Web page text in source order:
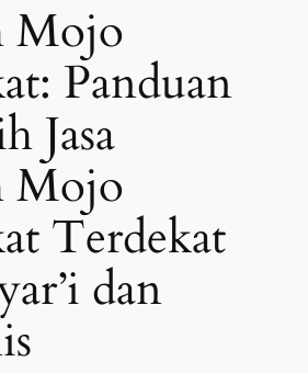
Mojo
Panduan
Jasa
Mojo
Terdekat
dan